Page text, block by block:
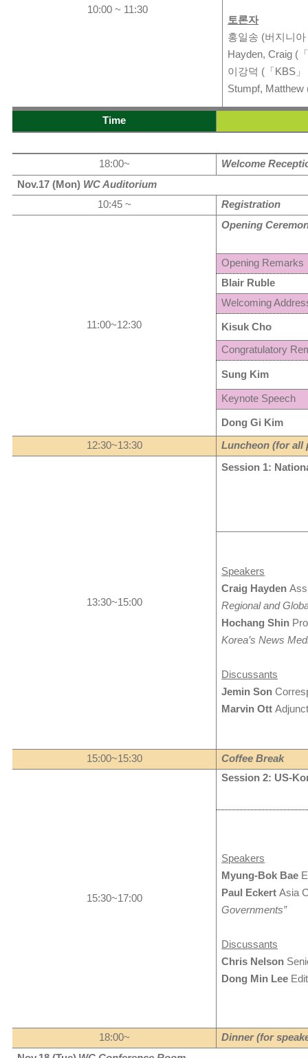
10:00 ~ 11:30
토론자
홍일송 (버지니아
Hayden, Craig (
이강덕 ( 「 KBS 」
Stumpf, Matthew
Time
18:00~
Welcome
Nov.17 (Mon) WC Auditorium
10:45 ~
Registration
11:00~12:30
Opening
Opening Remarks
Blair Ruble
Welcoming
Kisuk Cho
Congratulatory
Sung Kim
Keynote Speech
Dong Gi Kim
12:30~13:30 Luncheon (for all
13:30~15:00
Session 1:
Speakers
Craig Hayden
Regional and
Hochang Shin
Korea’s News
Discussants
Jemin Son
Marvin Ott
15:00~15:30 Coffee Break
15:30~17:00
Session 2: US-
Speakers
Myung-Bok Bae
Paul EckertAsia
Governments”
Discussants
Chris Nelson
Dong Min Lee
18:00~
Dinner (for